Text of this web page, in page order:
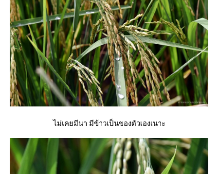
ไม่เคยมีนา มีข้าวเป็นของตัวเองเนาะ